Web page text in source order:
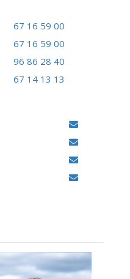
67 16 59 00
67 16 59 00
96 86 28 40
67 14 13 13